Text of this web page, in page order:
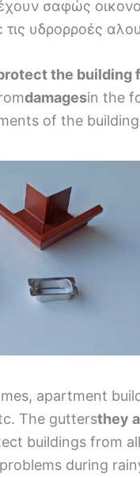
σαφώς
υδρορροές
the building
damagesin the
of the
apartment
The guttersthey
buildings from
during